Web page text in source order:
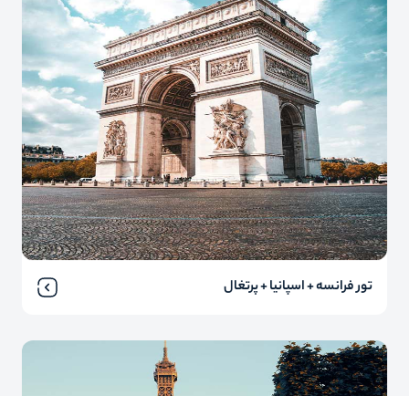
تور فرانسه + اسپانیا + پرتغال